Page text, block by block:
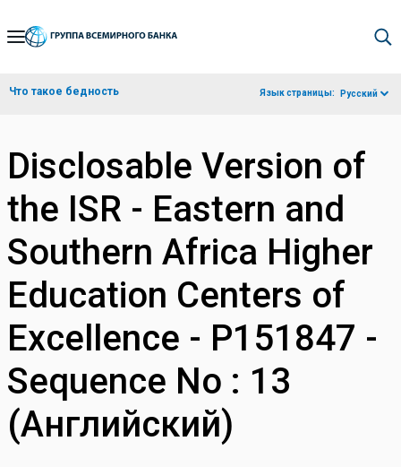
Skip
Navigation
Что такое бедность Язык страницы: Русский
Disclosable Version of
the ISR - Eastern and
Southern Africa Higher
Education Centers of
Excellence - P151847 -
Sequence No : 13
(Английский)